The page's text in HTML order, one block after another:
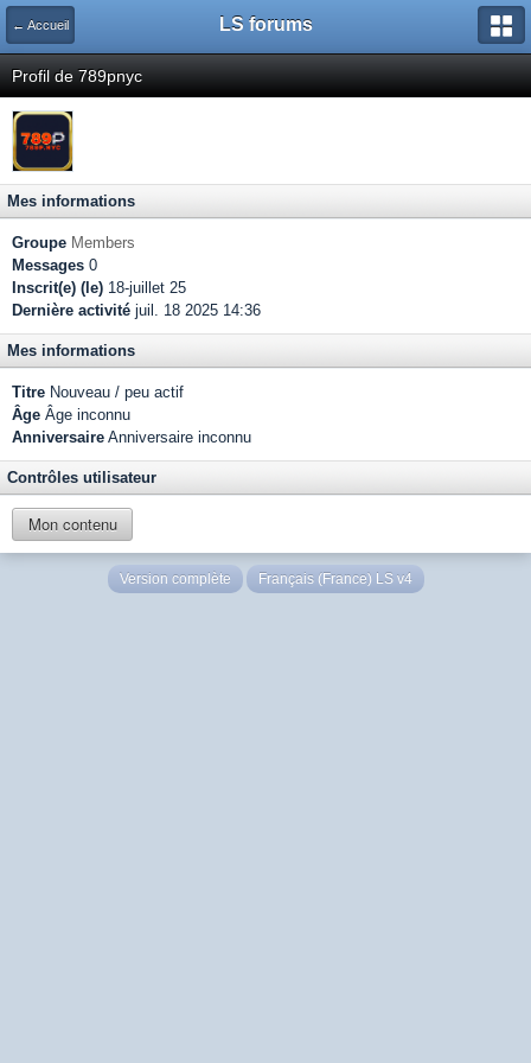
← Accueil LS forums
Profil de 789pnyc
Mes informations
Groupe Members
Messages 0
Inscrit(e) (le) 18-juillet 25
Dernière activité juil. 18 2025 14:36
Mes informations
Titre Nouveau / peu actif
Âge Âge inconnu
Anniversaire Anniversaire inconnu
Contrôles utilisateur
Mon contenu
Version complète Français (France) LS v4